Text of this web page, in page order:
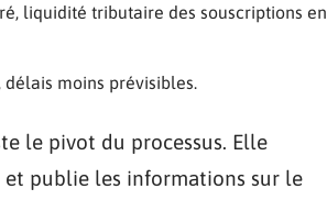
liquidité tributaire des souscriptions en
moins prévisibles.
le pivot du processus. Elle
publie les informations sur le